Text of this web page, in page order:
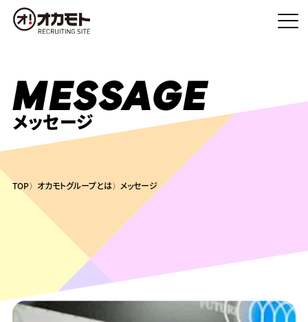
MESSAGE
メッセージ
TOP オカモトグループとは メッセージ